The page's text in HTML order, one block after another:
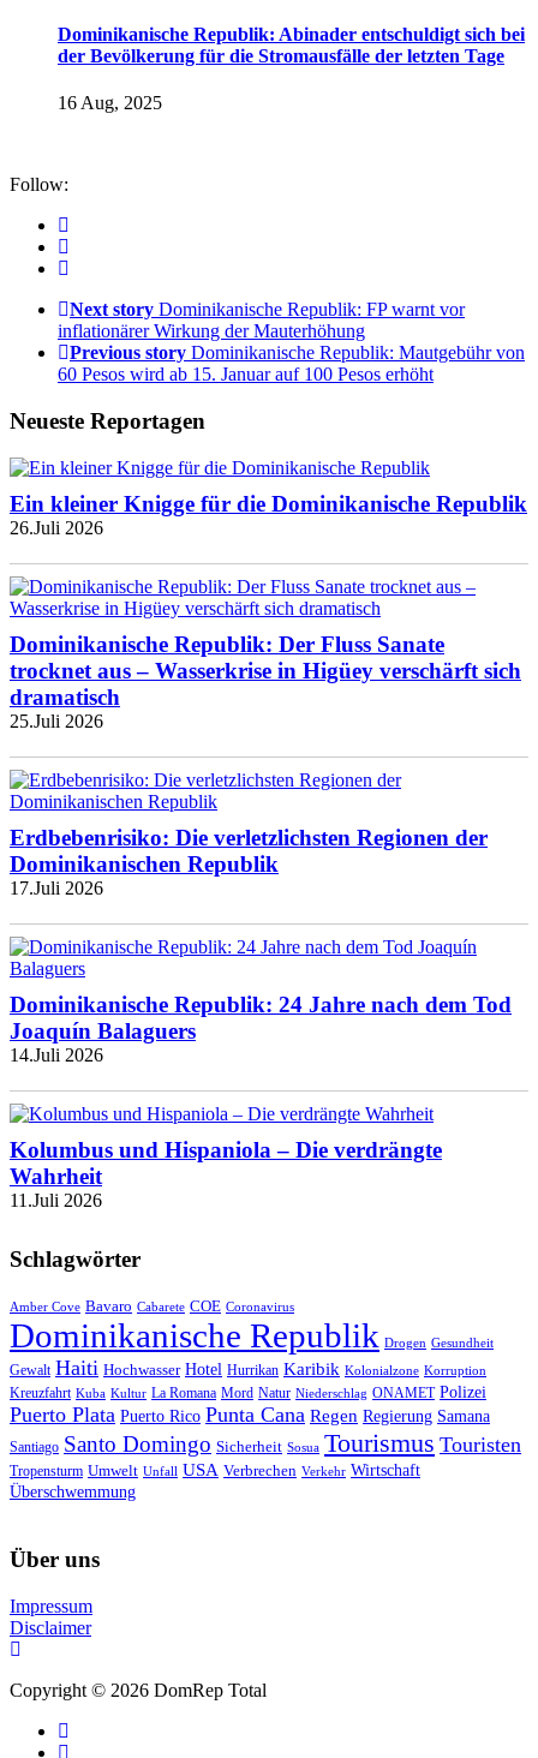
Dominikanische Republik: Abinader entschuldigt sich bei
der Bevölkerung für die Stromausfälle der letzten Tage
16 Aug, 2025
Follow:
Next story Dominikanische Republik: FP warnt vor
inflationärer Wirkung der Mauterhöhung
Previous story Dominikanische Republik: Mautgebühr von
60 Pesos wird ab 15. Januar auf 100 Pesos erhöht
Neueste Reportagen
Ein kleiner Knigge für die Dominikanische Republik
26.Juli 2026
Dominikanische Republik: Der Fluss Sanate
trocknet aus – Wasserkrise in Higüey verschärft sich
dramatisch
25.Juli 2026
Erdbebenrisiko: Die verletzlichsten Regionen der
Dominikanischen Republik
17.Juli 2026
Dominikanische Republik: 24 Jahre nach dem Tod
Joaquín Balaguers
14.Juli 2026
Kolumbus und Hispaniola – Die verdrängte
Wahrheit
11.Juli 2026
Schlagwörter
Amber Cove Bavaro Cabarete COE Coronavirus
Dominikanische Republik Drogen Gesundheit
Gewalt Haiti Hochwasser Hotel Hurrikan Karibik Kolonialzone Korruption
Kreuzfahrt Kuba Kultur La Romana Mord Natur Niederschlag ONAMET Polizei
Puerto Plata Puerto Rico Punta Cana Regen Regierung Samana
Santiago Santo Domingo Sicherheit Sosua Tourismus Touristen
Tropensturm Umwelt Unfall USA Verbrechen Verkehr Wirtschaft
Überschwemmung
Über uns
Impressum
Disclaimer
Copyright © 2026 DomRep Total